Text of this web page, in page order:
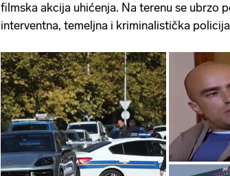
filmska akcija uhićenja. Na terenu se ubrzo
interventna, temeljna i kriminalistička